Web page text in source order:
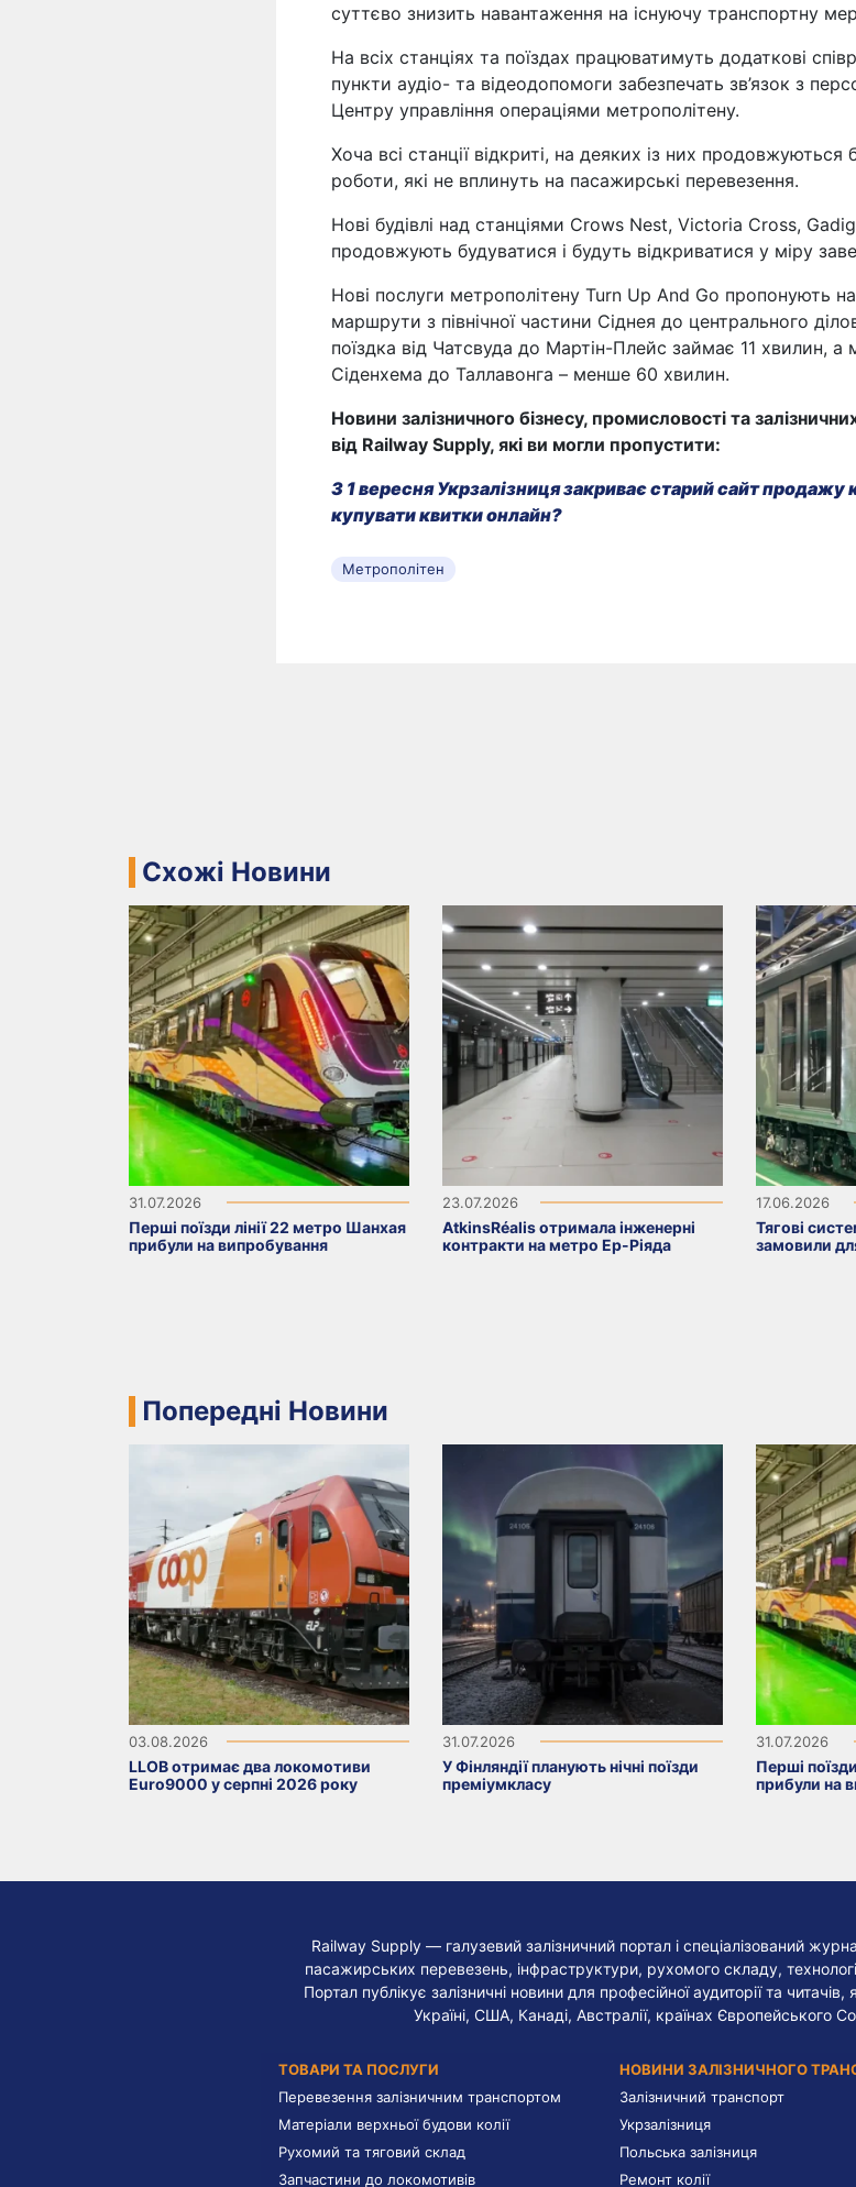
суттєво знизить навантаження на існуючу транспортну
На всіх станціях та поїздах працюватимуть додаткові
пункти аудіо- та відеодопомоги забезпечать зв’язок з
Центру управління операціями метрополітену.
Хоча всі станції відкриті, на деяких із них продовжуються
роботи, які не вплинуть на пасажирські перевезення.
Нові будівлі над станціями Crows Nest, Victoria Cross,
продовжують будуватися і будуть відкриватися у міру
Нові послуги метрополітену Turn Up And Go пропонують
маршрути з північної частини Сіднея до центрального
поїздка від Чатсвуда до Мартін-Плейс займає 11 хвилин, а
Сіденхема до Таллавонга – менше 60 хвилин.
Новини залізничного бізнесу, промисловості та
від Railway Supply, які ви могли пропустити:
З 1 вересня Укрзалізниця закриває старий сайт продажу
купувати квитки онлайн?
Метрополітен
Схожі Новини
31.07.2026
Перші поїзди лінії 22 метро Шанхая
прибули на випробування
23.07.2026
AtkinsRéalis отримала інженерні
контракти на метро Ер-Ріяда
17.06.2026
Тягові
замовили
Попередні Новини
03.08.2026
LLOB отримає два локомотиви
Euro9000 у серпні 2026 року
31.07.2026
У Фінляндії планують нічні поїзди
преміумкласу
31.07.2026
Перші
прибули на
Railway Supply — галузевий залізничний портал і спеціалізований
пасажирських перевезень, інфраструктури, рухомого складу,
Портал публікує залізничні новини для професійної аудиторії та
Україні, США, Канаді, Австралії, країнах Європейського
ТОВАРИ ТА ПОСЛУГИ
Перевезення залізничним транспортом
Матеріали верхньої будови колії
Рухомий та тяговий склад
Запчастини до локомотивів
НОВИНИ ЗАЛІЗНИЧНОГО
Залізничний транспорт
Укрзалізниця
Польська залізниця
Ремонт колії